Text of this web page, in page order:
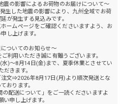
震の影響によるお荷物のお届けについて～
生した地震の影響により、九州全域でお荷
が発生する見込みです。
ームページをご確認くださいますよう、お
し上げます。
ついてのお知らせ～
利用いただき誠に有難うございます。
)～8月14日(金)まで、夏季休業とさせてい
だきます。
文⇒2026年8月17日(月)より順次発送とな
ております。
配送について」をご一読くださいますよ
い申し上げます。